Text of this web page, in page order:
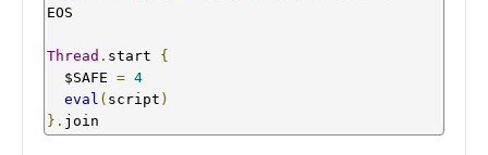
EOS
Thread . start {
  $SAFE
= 4
eval ( script )
}. join